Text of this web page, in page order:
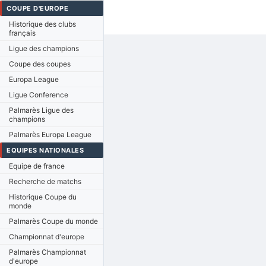
COUPE D'EUROPE
Historique des clubs
français
Ligue des champions
Coupe des coupes
Europa League
Ligue Conference
Palmarès Ligue des
champions
Palmarès Europa League
EQUIPES NATIONALES
Equipe de france
Recherche de matchs
Historique Coupe du
monde
Palmarès Coupe du monde
Championnat d'europe
Palmarès Championnat
d'europe